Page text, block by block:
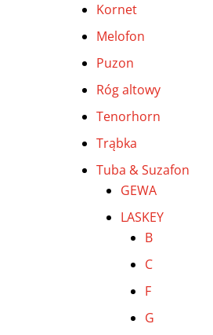
Kornet
Melofon
Puzon
Róg altowy
Tenorhorn
Trąbka
Tuba & Suzafon
GEWA
LASKEY
B
C
F
G